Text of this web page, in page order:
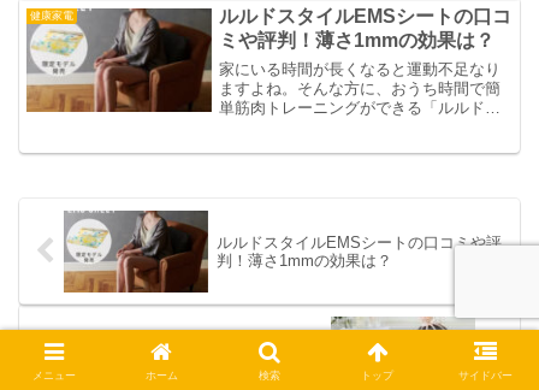
ス1S（ワンエス）の違いを比較してまと
めています。
健康家電
ルルドスタイルEMSシートの口コ
ミや評判！薄さ1mmの効果は？
家にいる時間が長くなると運動不足なり
ますよね。そんな方に、おうち時間で簡
単筋肉トレーニングができる「ルルドス
ルルドスタイルEMSシートの口コミや評
判！薄さ1mmの効果は？
ルルドヘッドマッサージャーの口コミ
は？ヘッドスパエイリランを調査！
メニュー ホーム 検索 トップ サイドバー